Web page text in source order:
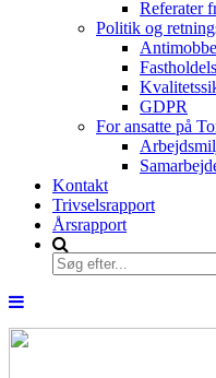
Referater
Politik og
GDPR
For ansatte på
Kontakt
Trivselsrapport
Årsrapport